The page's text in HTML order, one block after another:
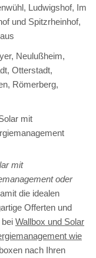
Ludwigshof, Im
und Spitzrheinhof,
Neulußheim,
Otterstadt,
Römerberg,
mit
mit
oder
die idealen
Offerten und
Wallbox und Solar
wie
nach Ihren